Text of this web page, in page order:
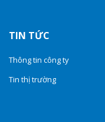
TIN TỨC
Thông tin công ty
Tin thị trường